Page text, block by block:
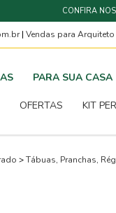
CONFIRA
| Vendas para Arquiteto
PARA SUA CASA
OFERTAS KIT
> Tábuas, Pranchas,